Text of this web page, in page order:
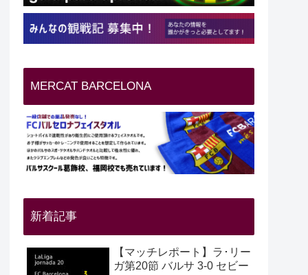
MERCAT BARCELONA
新着記事
【マッチレポート】ラ･リー
ガ第20節 バルサ 3-0 セビー